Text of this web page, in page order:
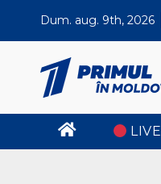
Dum. aug. 9th, 2026
LIVE